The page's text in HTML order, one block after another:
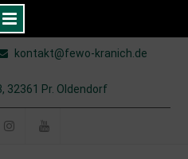
kontakt@fewo-kranich.de
32361 Pr. Oldendorf